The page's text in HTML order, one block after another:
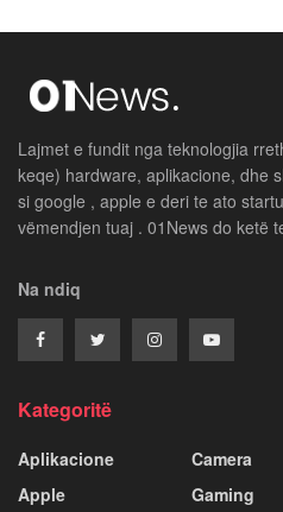
Lajmet e fundit nga teknologjia
keqe) hardware, aplikacione, dhe
si google , apple e deri te ato
vëmendjen tuaj . 01News do ketë
Na ndiq
Kategoritë
Aplikacione
Apple
Camera
Gaming